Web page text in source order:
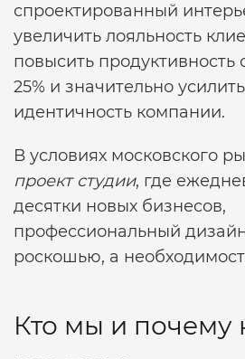
спроектированный
увеличить лояльность
повысить продуктивность
25% и значительно
идентичность компании.
В условиях московского
проект студии, где
десятки новых бизнесов,
профессиональный
роскошью, а
Кто мы и